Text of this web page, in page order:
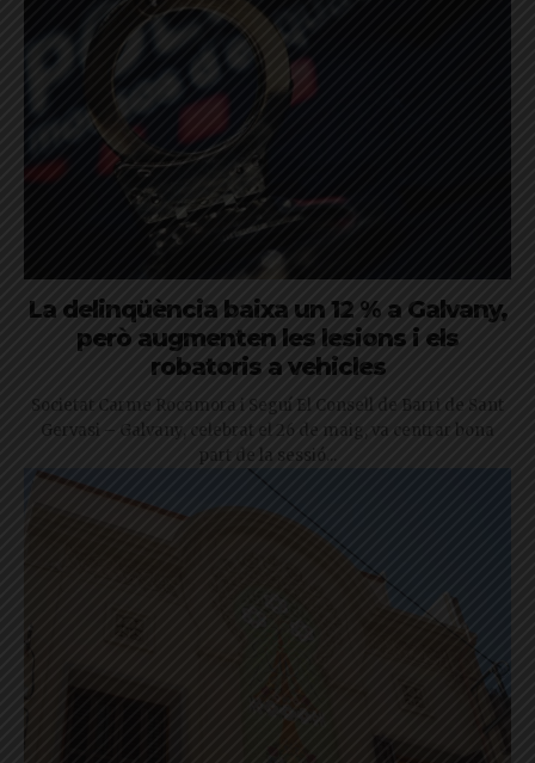
La delinqüència baixa un 12 % a Galvany,
però augmenten les lesions i els
robatoris a vehicles
Societat Carme Rocamora i Seguí El Consell de Barri de Sant
Gervasi – Galvany, celebrat el 26 de maig, va centrar bona
part de la sessió...